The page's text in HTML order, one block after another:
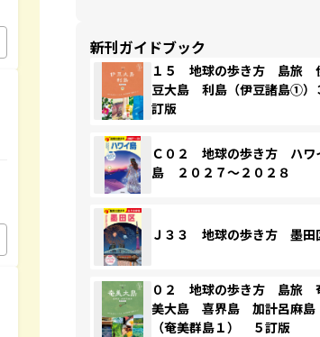
新刊ガイドブック
１５ 地球の歩き方 島旅
豆大島 利島（伊豆諸島①）
訂版
Ｃ０２ 地球の歩き方 ハワ
島 ２０２７～２０２８
Ｊ３３ 地球の歩き方 墨田
０２ 地球の歩き方 島旅
美大島 喜界島 加計呂麻島
（奄美群島１） ５訂版